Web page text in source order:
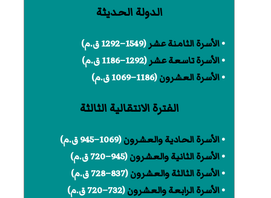
الدولة الحديثة
•الأسرة الثامنة عشر (1549–1292 ق.م)
•الأسرة تاسعة عشر (1292–1186 ق.م)
•الأسرة العشرون(1186–1069 ق.م)
الفترة الانتقالية الثالثة
•الأسرة الحادية والعشرون(1069–945 ق.م)
•الأسرة الثانية والعشرون(945–720 ق.م)
•الأسرة الثالثة والعشرون(837–728 ق.م)
•الأسرة الرابعة والعشرون(732–720 ق.م)